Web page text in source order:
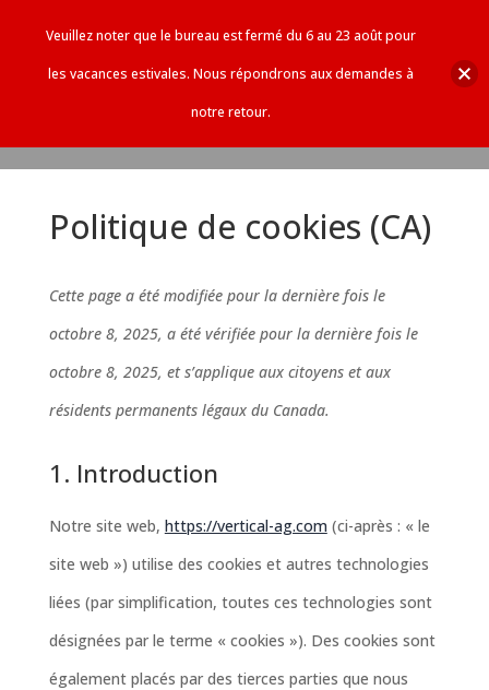
Politique de cookies (CA)
Cette page a été modifiée pour la dernière fois le
octobre 8, 2025, a été vérifiée pour la dernière fois le
octobre 8, 2025, et s’applique aux citoyens et aux
résidents permanents légaux du Canada.
1. Introduction
Notre site web, https://vertical-ag.com(ci-après : « le
site web ») utilise des cookies et autres technologies
liées (par simplification, toutes ces technologies sont
désignées par le terme « cookies »). Des cookies sont
également placés par des tierces parties que nous
Veuillez noter que le bureau est fermé du 6 au 23 août pour
les vacances estivales. Nous répondrons aux demandes à
notre retour.